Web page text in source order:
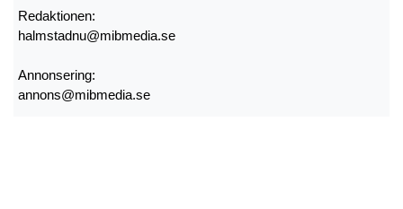
Redaktionen:
halmstadnu@mibmedia.se
Annonsering:
annons@mibmedia.se